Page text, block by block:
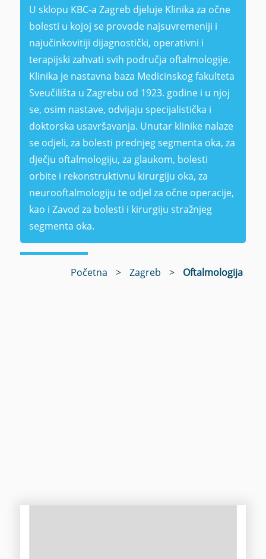
U sklopu KBC-a Zagreb djeluje Klinika za očne
bolesti u kojoj se provode najsuvremeniji i
najučinkovitiji dijagnostički, operativni i
terapijski zahvati svih područja oftalmologije.
Klinika je nastavna baza Medicinskog fakulteta
Sveučilišta u Zagrebu od 1923. godine i u njoj
se, osim nastave, odvijaju specijalistička i
doktorska usavršavanja. Unutar klinike nalaze
se odjeli, za bolesti prednjeg segmenta oka, za
dječju oftalmologiju, za glaukom, bolesti
orbite i rekonstruktivnu kirurgiju oka, za
neurooftalmologiju te odjel za očne operacije,
kao i Zavod za bolesti i kirurgiju stražnjeg
segmenta oka.
Početna > Zagreb > Oftalmologija